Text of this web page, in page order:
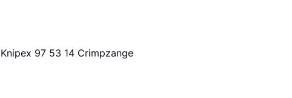
Knipex 97 53 14 Crimpzange